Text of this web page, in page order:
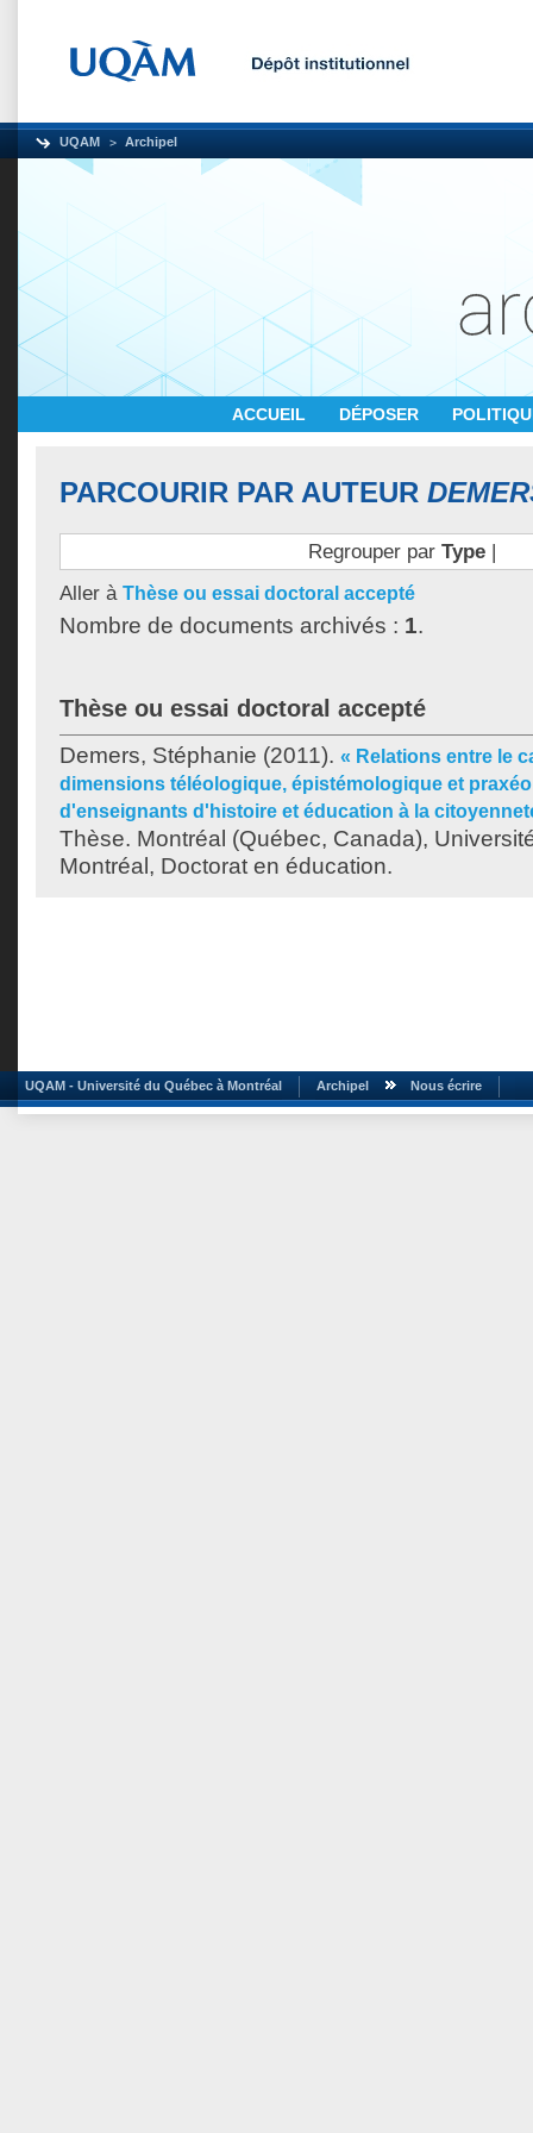
UQAM Archipel
ACCUEIL DÉPOSER
PARCOURIR PAR AUTEUR
Regrouper par Type|
Aller à Thèse ou essai doctoral accepté
Nombre de documents archivés : 1.
Thèse ou essai doctoral accepté
Demers, Stéphanie (2011). « Relations entre le
dimensions téléologique, épistémologique et
d'enseignants d'histoire et éducation à la
Thèse. Montréal (Québec, Canada),
Montréal, Doctorat en éducation.
UQAM - Université du Québec à Montréal Archipel Nous écrire